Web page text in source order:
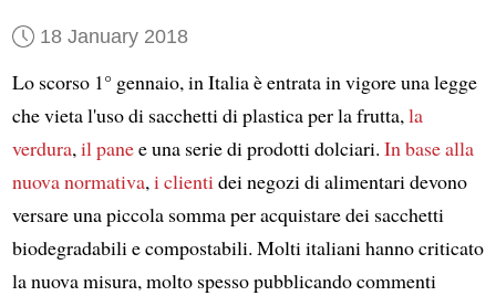
18 January 2018
Lo scorso 1° gennaio, in Italia è entrata in vigore una legge
che vieta l'uso di sacchetti di plastica per la frutta,la
verdura,il panee una serie di prodotti dolciari. In base alla
nuova normativa,i clientidei negozi di alimentari devono
versare una piccola somma per acquistare dei sacchetti
biodegradabili e compostabili. Molti italiani hanno criticato
la nuova misura, molto spesso pubblicando commenti